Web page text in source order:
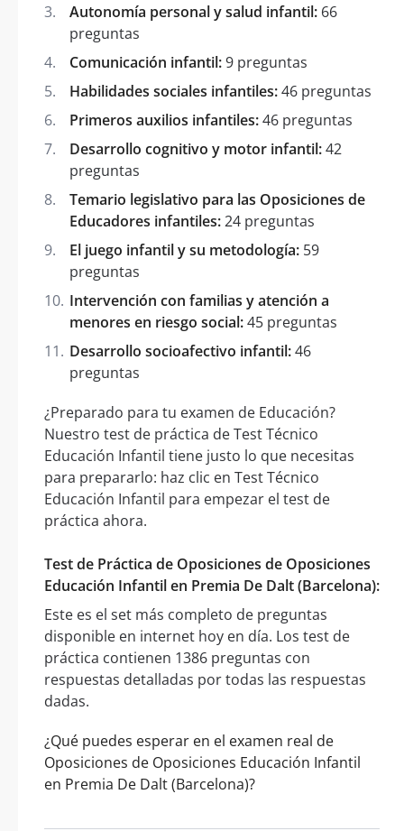
Autonomía personal y salud infantil: 66
preguntas
Comunicación infantil:9 preguntas
Habilidades sociales infantiles:46 preguntas
Primeros auxilios infantiles:46 preguntas
Desarrollo cognitivo y motor infantil:42
preguntas
Temario legislativo para las Oposiciones de
Educadores infantiles:24 preguntas
El juego infantil y su metodología: 59
preguntas
Intervención con familias y atención a
menores en riesgo social:45 preguntas
Desarrollo socioafectivo infantil:46
preguntas
¿Preparado para tu examen de Educación?
Nuestro test de práctica de Test Técnico
Educación Infantil tiene justo lo que necesitas
para prepararlo: haz clic en Test Técnico
Educación Infantil para empezar el test de
práctica ahora.
Test de Práctica de Oposiciones de Oposiciones
Educación Infantil en Premia De Dalt (Barcelona):
Este es el set más completo de preguntas
disponible en internet hoy en día. Los test de
práctica contienen 1386 preguntas con
respuestas detalladas por todas las respuestas
dadas.
¿Qué puedes esperar en el examen real de
Oposiciones de Oposiciones Educación Infantil
en Premia De Dalt (Barcelona)?